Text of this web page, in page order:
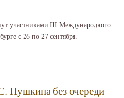
участниками III Международного
с 26 по 27 сентября.
Пушкина без очереди